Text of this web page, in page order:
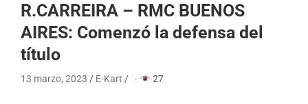
R.CARREIRA – RMC BUENOS
AIRES: Comenzó la defensa del
título
13 marzo, 2023 E-Kart · 27